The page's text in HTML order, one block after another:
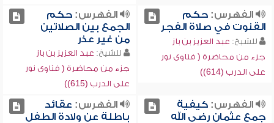
الفهرس:حكم
القنوت في صلاة الفجر
للشيخ: عبد العزيز بن باز
جزء من محاضرة ( فتاوى نور
على الدرب (614))
الفهرس:حكم
الجمع بين الصلاتين
من غير عذر
للشيخ: عبد العزيز بن باز
جزء من محاضرة ( فتاوى نور
على الدرب (615))
الفهرس:كيفية
جمع عثمان رضي الله
الفهرس: عقائد
باطلة عن ولادة الطفل